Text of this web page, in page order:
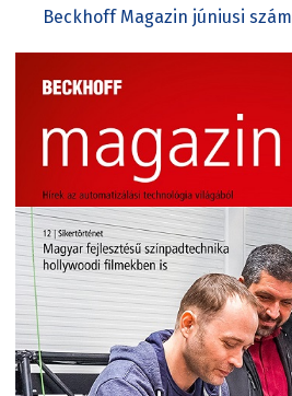
Beckhoff Magazin júniusi